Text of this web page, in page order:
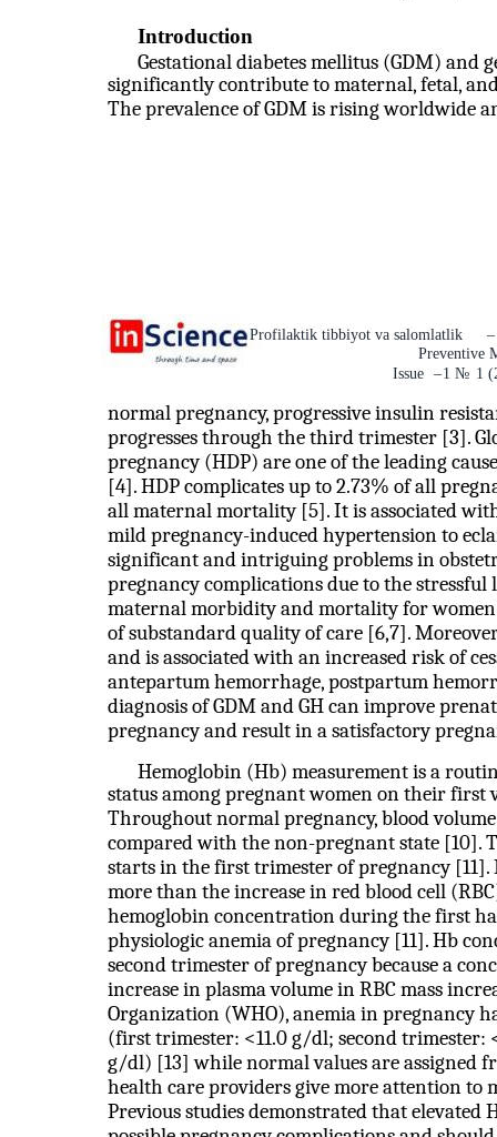
Introduction
Gestational diabetes mellitus (GDM) and
significantly contribute to maternal, fetal,
The prevalence of GDM is rising worldwide
Profilaktik tibbiyot va salomlatlik
–
Preventive
Issue –1 № 1
normal pregnancy, progressive insulin
progresses through the third trimester [3].
pregnancy (HDP) are one of the leading
[4]. HDP complicates up to 2.73% of all
all maternal mortality [5]. It is associated
mild pregnancy-induced hypertension to
significant and intriguing problems in
pregnancy complications due to the
maternal morbidity and mortality for
of substandard quality of care [6,7].
and is associated with an increased risk of
antepartum hemorrhage, postpartum
diagnosis of GDM and GH can improve
pregnancy and result in a satisfactory
Hemoglobin (Hb) measurement is a
status among pregnant women on their
Throughout normal pregnancy, blood
compared with the non-pregnant state [10].
starts in the first trimester of pregnancy [11].
more than the increase in red blood cell
hemoglobin concentration during the first
physiologic anemia of pregnancy [11]. Hb
second trimester of pregnancy because a
increase in plasma volume in RBC mass
Organization (WHO), anemia in pregnancy
(first trimester: <11.0 g/dl; second
g/dl) [13] while normal values are assigned
health care providers give more attention to
Previous studies demonstrated that